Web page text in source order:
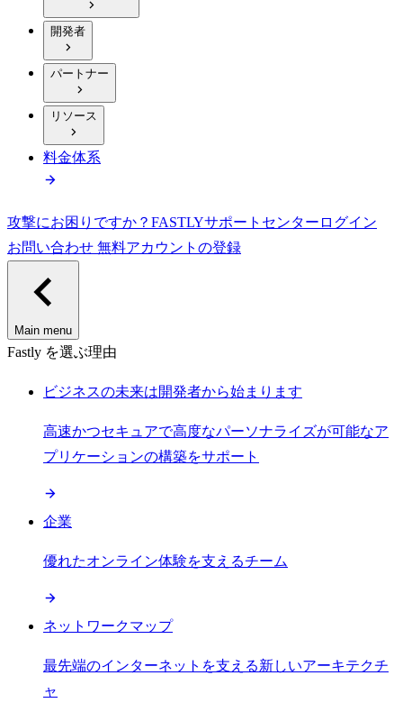
開発者
パートナー
リソース
料金体系
攻撃にお困りですか？ FASTLYサポートセンター ログイン
お問い合わせ 無料アカウントの登録
Main menu
Fastly を選ぶ理由
ビジネスの未来は開発者から始まります
高速かつセキュアで高度なパーソナライズが可能なア
プリケーションの構築をサポート
企業
優れたオンライン体験を支えるチーム
ネットワークマップ
最先端のインターネットを支える新しいアーキテクチ
ャ